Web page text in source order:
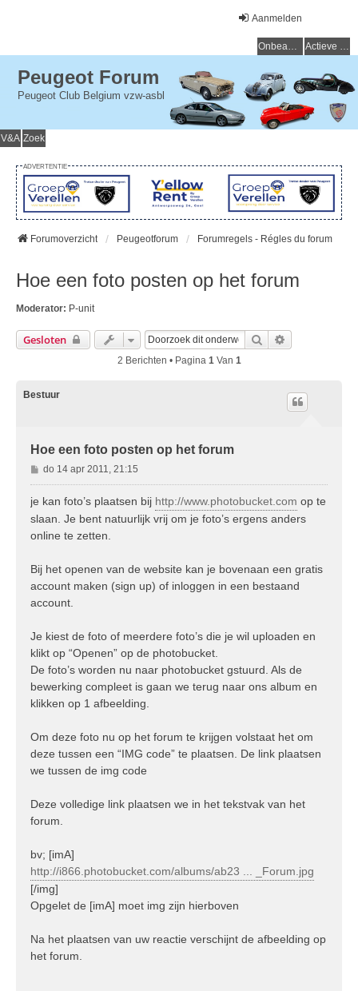
Aanmelden
Onbeantwoorde onderwerpen Actieve onderwerpen
Peugeot Forum
Peugeot Club Belgium vzw-asbl
V&A Zoek
ADVERTENTIE
Forumoverzicht Peugeotforum Forumregels - Régles du forum
Hoe een foto posten op het forum
Moderator: P-unit
Gesloten Zoek
2 Berichten • Pagina 1Van 1
Bestuur
Hoe een foto posten op het forum
B
e
c
h
do 14 apr 2011, 21:15
je kan foto’s plaatsen bij http://www.photobucket.com op te
slaan. Je bent natuurlijk vrij om je foto’s ergens anders
online te zetten.
Bij het openen van de website kan je bovenaan een gratis
account maken (sign up) of inloggen in een bestaand
account.
Je kiest de foto of meerdere foto’s die je wil uploaden en
klikt op “Openen” op de photobucket.
De foto’s worden nu naar photobucket gstuurd. Als de
bewerking compleet is gaan we terug naar ons album en
klikken op 1 afbeelding.
Om deze foto nu op het forum te krijgen volstaat het om
deze tussen een “IMG code” te plaatsen. De link plaatsen
we tussen de img code
Deze volledige link plaatsen we in het tekstvak van het
forum.
bv; [imA]
http://i866.photobucket.com/albums/ab23 ... _Forum.jpg
[/img]
Opgelet de [imA] moet img zijn hierboven
Na het plaatsen van uw reactie verschijnt de afbeelding op
het forum.